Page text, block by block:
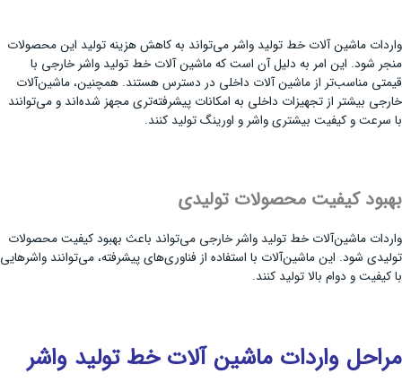
واردات ماشین ‌آلات خط تولید واشر می‌تواند به کاهش هزینه تولید این محصولات
منجر شود. این امر به دلیل آن است که ماشین ‌آلات خط تولید واشر خارجی با
قیمتی مناسب‌تر از ماشین ‌آلات داخلی در دسترس هستند. همچنین، ماشین‌آلات
خارجی بیشتر از تجهیزات داخلی به امکانات پیشرفته‌تری مجهز شده‌اند و می‌توانند
با سرعت و کیفیت بیشتری واشر و اورینگ تولید کنند.
بهبود کیفیت محصولات تولیدی
واردات ماشین‌آلات خط تولید واشر خارجی می‌تواند باعث بهبود کیفیت محصولات
تولیدی شود. این ماشین‌آلات با استفاده از فناوری‌های پیشرفته، می‌توانند واشرهایی
با کیفیت و دوام بالا تولید کنند.
مراحل واردات ماشین آلات خط تولید واشر